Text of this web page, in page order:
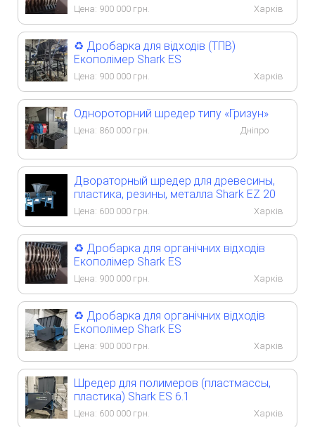
Цена: 900 000 грн. Харків
♻️ Дробарка для відходів (ТПВ)
Екополімер Shark ES
Цена: 900 000 грн. Харків
Однороторний шредер типу «Гризун»
Цена: 860 000 грн. Дніпро
Двораторный шредер для древесины,
пластика, резины, металла Shark EZ 20
Цена: 600 000 грн. Харків
♻️ Дробарка для органічних відходів
Екополімер Shark ES
Цена: 900 000 грн. Харків
♻️ Дробарка для органічних відходів
Екополімер Shark ES
Цена: 900 000 грн. Харків
Шредер для полимеров (пластмассы,
пластика) Shark ES 6.1
Цена: 600 000 грн. Харків